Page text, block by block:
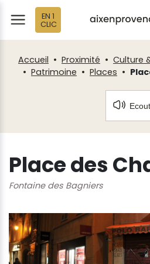
EN 1
CLIC
Accueil Proximité
Culture
Patrimoine
Places
Place des
Fontaine des Bagniers
Fenêtre
de
chat
Panneau de gestion des cookies